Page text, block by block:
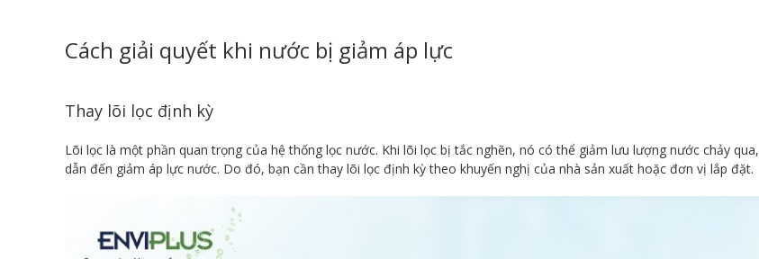
Cách giải quyết khi nước bị giảm áp lực
Thay lõi lọc định kỳ
Lõi lọc là một phần quan trọng của hệ thống lọc nước. Khi lõi lọc bị tắc nghẽn, nó có thể giảm lưu lượng nước chảy qua,
dẫn đến giảm áp lực nước. Do đó, bạn cần thay lõi lọc định kỳ theo khuyến nghị của nhà sản xuất hoặc đơn vị lắp đặt.